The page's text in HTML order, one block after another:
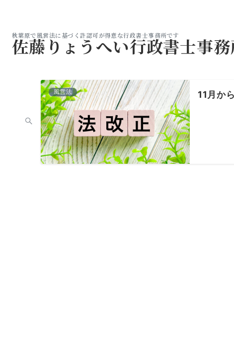
秋葉原で風営法に基づく許認可が得意な行政書士事務所です
佐藤りょうへい行政書士事
風営法 11月か